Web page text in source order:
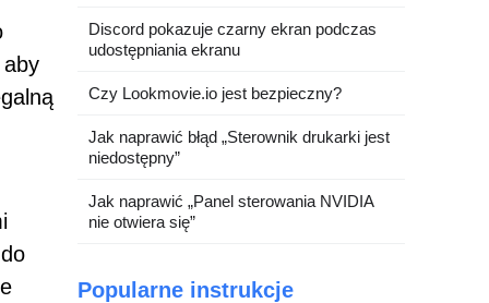
aby
Discord pokazuje czarny ekran podczas
udostępniania ekranu
Czy Lookmovie.io jest bezpieczny?
Jak naprawić błąd „Sterownik drukarki jest
niedostępny”
Jak naprawić „Panel sterowania NVIDIA
nie otwiera się”
Popularne instrukcje